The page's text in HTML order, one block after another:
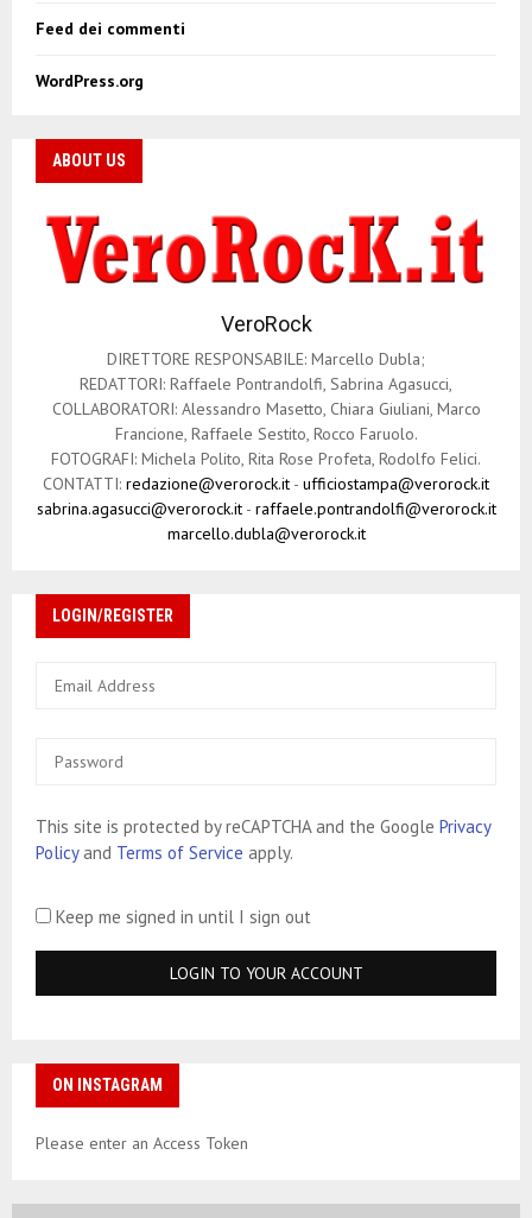
Feed dei commenti
WordPress.org
ABOUT US
VeroRock
DIRETTORE RESPONSABILE: Marcello Dubla;
REDATTORI: Raffaele Pontrandolfi, Sabrina Agasucci,
COLLABORATORI: Alessandro Masetto, Chiara Giuliani, Marco
Francione, Raffaele Sestito, Rocco Faruolo.
FOTOGRAFI: Michela Polito, Rita Rose Profeta, Rodolfo Felici.
CONTATTI: redazione@verorock.it - ufficiostampa@verorock.it
sabrina.agasucci@verorock.it- raffaele.pontrandolfi@verorock.it
marcello.dubla@verorock.it
LOGIN/REGISTER
This site is protected by reCAPTCHA and the Google Privacy
Policyand Terms of Service apply.
Keep me signed in until I sign out
ON INSTAGRAM
Please enter an Access Token